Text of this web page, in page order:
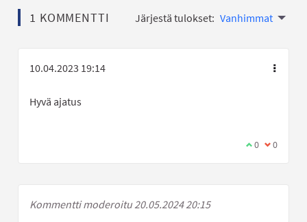
1 KOMMENTTI Järjestä tulokset: Vanhimmat
10.04.2023 19:14
Hyvä ajatus
Olen samaa
0 Olen eri
0
Kommentti moderoitu 20.05.2024 20:15